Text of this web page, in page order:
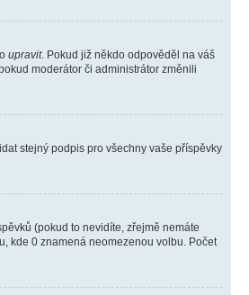
upravit. Pokud již někdo odpověděl na váš
moderátor či administrátor změnili
stejný podpis pro všechny vaše příspěvky
(pokud to nevidíte, zřejmě nemáte
kde 0 znamená neomezenou volbu. Počet